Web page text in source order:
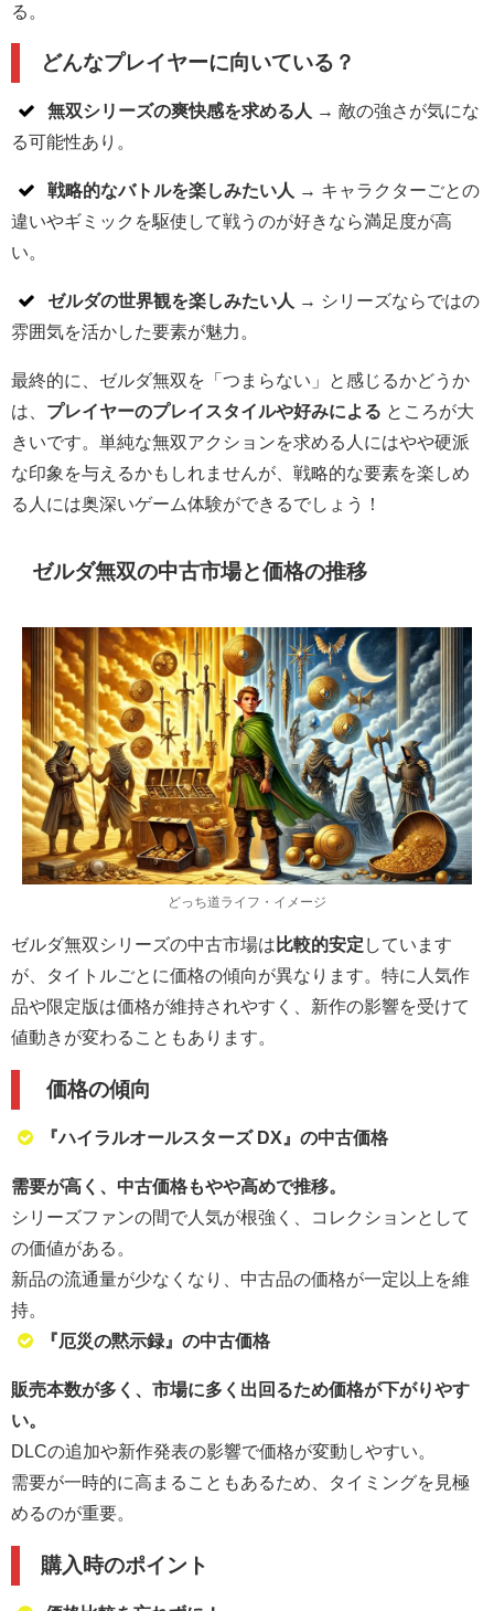
る。
どんなプレイヤーに向いている？
無双シリーズの爽快感を求める人 → 敵の強さが気にな
る可能性あり。
戦略的なバトルを楽しみたい人 → キャラクターごとの
違いやギミックを駆使して戦うのが好きなら満足度が高
い。
ゼルダの世界観を楽しみたい人 → シリーズならではの
雰囲気を活かした要素が魅力。
最終的に、ゼルダ無双を「つまらない」と感じるかどうか
は、 プレイヤーのプレイスタイルや好みによる ところが大
きいです。単純な無双アクションを求める人にはやや硬派
な印象を与えるかもしれませんが、戦略的な要素を楽しめ
る人には奥深いゲーム体験ができるでしょう！
ゼルダ無双の中古市場と価格の推移
どっち道ライフ・イメージ
ゼルダ無双シリーズの中古市場は 比較的安定 しています
が、タイトルごとに価格の傾向が異なります。特に人気作
品や限定版は価格が維持されやすく、新作の影響を受けて
値動きが変わることもあります。
価格の傾向
『ハイラルオールスターズ DX』の中古価格
需要が高く、中古価格もやや高めで推移。
シリーズファンの間で人気が根強く、コレクションとして
の価値がある。
新品の流通量が少なくなり、中古品の価格が一定以上を維
持。
『厄災の黙示録』の中古価格
販売本数が多く、市場に多く出回るため価格が下がりやす
い。
DLCの追加や新作発表の影響で価格が変動しやすい。
需要が一時的に高まることもあるため、タイミングを見極
めるのが重要。
購入時のポイント